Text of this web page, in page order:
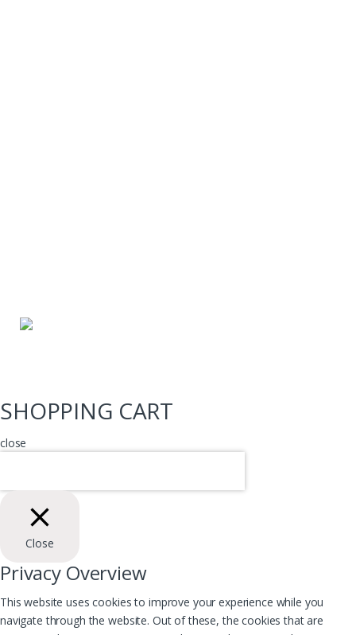
SHOPPING CART
close
Close
Privacy Overview
This website uses cookies to improve your experience while you
navigate through the website. Out of these, the cookies that are